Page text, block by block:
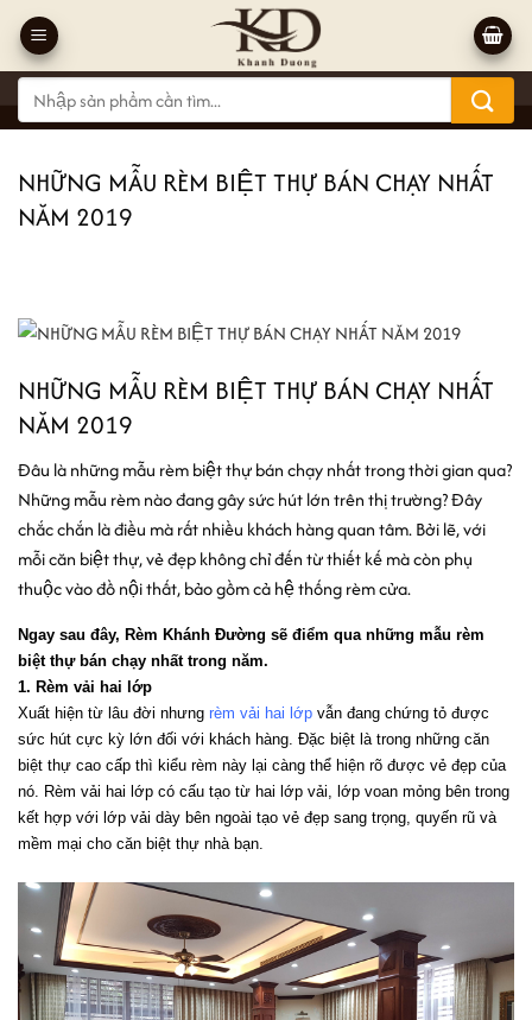
qua
nội
dung
Tìm
kiếm:
NHỮNG MẪU RÈM BIỆT THỰ BÁN CHẠY NHẤT
NĂM 2019
NHỮNG MẪU RÈM BIỆT THỰ BÁN CHẠY NHẤT
NĂM 2019
Đâu là những mẫu rèm biệt thự bán chạy nhất trong thời gian qua?
Những mẫu rèm nào đang gây sức hút lớn trên thị trường? Đây
chắc chắn là điều mà rất nhiều khách hàng quan tâm. Bởi lẽ, với
mỗi căn biệt thự, vẻ đẹp không chỉ đến từ thiết kế mà còn phụ
thuộc vào đồ nội thất, bảo gồm cả hệ thống rèm cửa.
Ngay sau đây, Rèm Khánh Đường sẽ điểm qua những mẫu rèm
biệt thự bán chạy nhất trong năm.
1. Rèm vải hai lớp
Xuất hiện từ lâu đời nhưng rèm vải hai lớp vẫn đang chứng tỏ được
sức hút cực kỳ lớn đối với khách hàng. Đặc biệt là trong những căn
biệt thự cao cấp thì kiểu rèm này lại càng thể hiện rõ được vẻ đẹp của
nó. Rèm vải hai lớp có cấu tạo từ hai lớp vải, lớp voan mỏng bên trong
kết hợp với lớp vải dày bên ngoài tạo vẻ đẹp sang trọng, quyến rũ và
mềm mại cho căn biệt thự nhà bạn.